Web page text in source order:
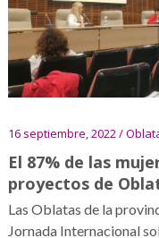
16 septiembre, 2022 /
El 87% de las
proyectos de
Las Oblatas de la
Jornada Internacional